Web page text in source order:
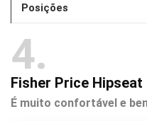
Posições
4
Fisher Price Hipseat
É muito confortável e